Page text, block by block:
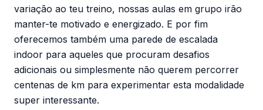
variação ao teu treino, nossas aulas em grupo irão
manter-te motivado e energizado. E por fim
oferecemos também uma parede de escalada
indoor para aqueles que procuram desafios
adicionais ou simplesmente não querem percorrer
centenas de km para experimentar esta modalidade
super interessante.